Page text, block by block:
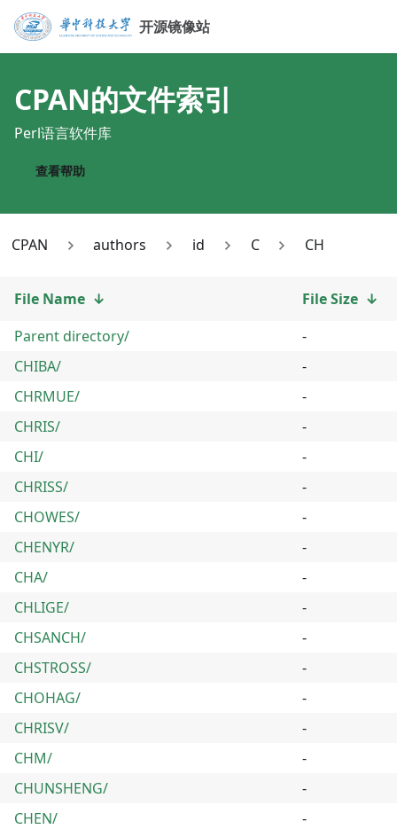
开源镜像站
CPAN的文件索引
Perl语言软件库
查看帮助
CPAN authors id C CH
File Name ↓ File Size ↓
Parent directory/
-
CHIBA/
-
CHRMUE/
-
CHRIS/
-
CHI/
-
CHRISS/
-
CHOWES/
-
CHENYR/
-
CHA/
-
CHLIGE/
-
CHSANCH/
-
CHSTROSS/
-
CHOHAG/
-
CHRISV/
-
CHM/
-
CHUNSHENG/
-
CHEN/
-